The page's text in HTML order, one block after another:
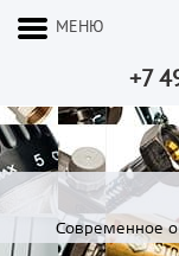
+7
МЕНЮ
Современное